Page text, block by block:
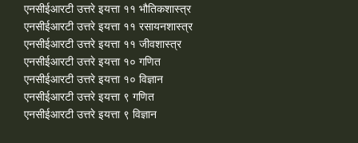
एनसीईआरटी उत्तरे इयत्ता ११ भौतिकशास्त्र
एनसीईआरटी उत्तरे इयत्ता ११ रसायनशास्त्र
एनसीईआरटी उत्तरे इयत्ता ११ जीवशास्त्र
एनसीईआरटी उत्तरे इयत्ता १० गणित
एनसीईआरटी उत्तरे इयत्ता १० विज्ञान
एनसीईआरटी उत्तरे इयत्ता ९ गणित
एनसीईआरटी उत्तरे इयत्ता ९ विज्ञान